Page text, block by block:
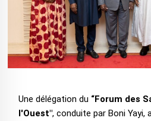
Une délégation du “Forum des
l'Ouest", conduite par Boni Yayi,